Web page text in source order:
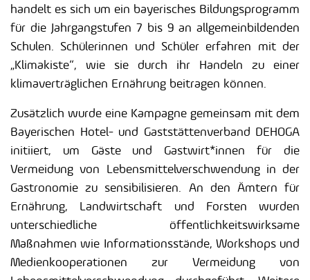
handelt es sich um ein bayerisches Bildungsprogramm
für die Jahrgangstufen 7 bis 9 an allgemeinbildenden
Schulen. Schülerinnen und Schüler erfahren mit der
„Klimakiste“, wie sie durch ihr Handeln zu einer
klimaverträglichen Ernährung beitragen können.
Zusätzlich wurde eine Kampagne gemeinsam mit dem
Bayerischen Hotel- und Gaststättenverband DEHOGA
initiiert, um Gäste und Gastwirt*innen für die
Vermeidung von Lebensmittelverschwendung in der
Gastronomie zu sensibilisieren. An den Ämtern für
Ernährung, Landwirtschaft und Forsten wurden
unterschiedliche öffentlichkeitswirksame
Maßnahmen wie Informationsstände, Workshops und
Medienkooperationen zur Vermeidung von